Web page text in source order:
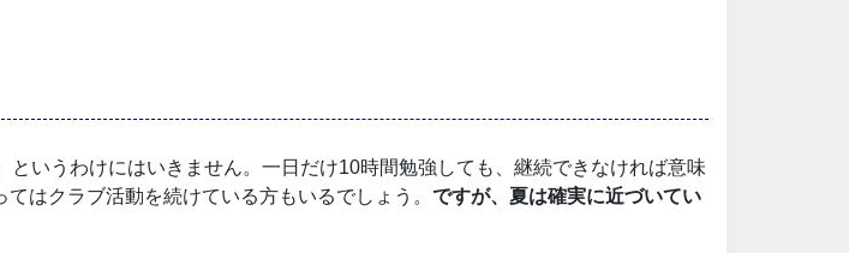
いうわけにはいきません。一日だけ10時間勉強しても、継続できなければ意味
はクラブ活動を続けている方もいるでしょう。 ですが、夏は確実に近づいてい